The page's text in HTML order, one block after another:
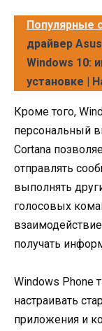
Популярные
драйвер
Windows 10:
установке |
Кроме того,
персональный
Cortana
отправлять
выполнять
голосовых
получать
Windows Phone
настраивать
приложения и